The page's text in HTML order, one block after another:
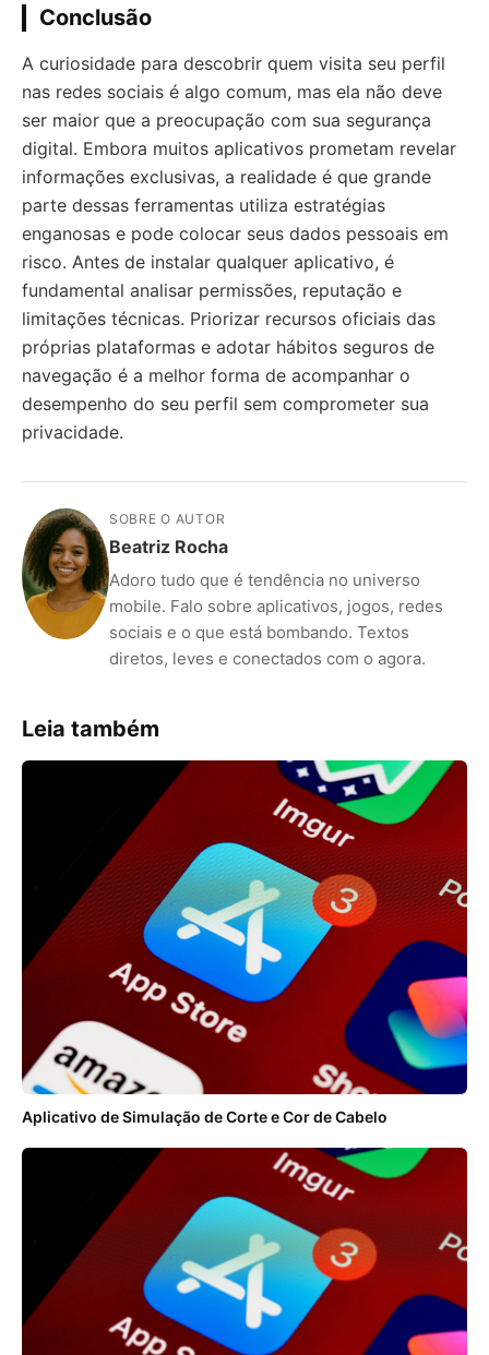
Conclusão
A curiosidade para descobrir quem visita seu perfil
nas redes sociais é algo comum, mas ela não deve
ser maior que a preocupação com sua segurança
digital. Embora muitos aplicativos prometam revelar
informações exclusivas, a realidade é que grande
parte dessas ferramentas utiliza estratégias
enganosas e pode colocar seus dados pessoais em
risco. Antes de instalar qualquer aplicativo, é
fundamental analisar permissões, reputação e
limitações técnicas. Priorizar recursos oficiais das
próprias plataformas e adotar hábitos seguros de
navegação é a melhor forma de acompanhar o
desempenho do seu perfil sem comprometer sua
privacidade.
SOBRE O AUTOR
Beatriz Rocha
Adoro tudo que é tendência no universo
mobile. Falo sobre aplicativos, jogos, redes
sociais e o que está bombando. Textos
diretos, leves e conectados com o agora.
Leia também
Aplicativo de Simulação de Corte e Cor de Cabelo